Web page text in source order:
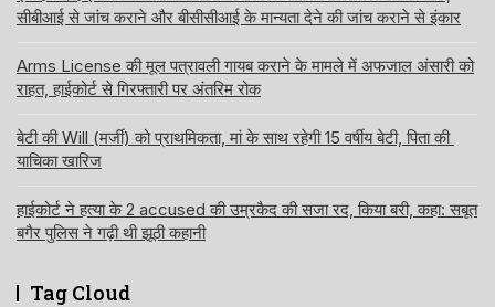
सीबीआई से जांच कराने और बीसीसीआई के मान्यता देने की जांच कराने से इंकार
Arms License की मूल पत्रावली गायब कराने के मामले में अफजाल अंसारी को
राहत, हाईकोर्ट से गिरफ्तारी पर अंतरिम रोक
बेटी की Will (मर्जी) को प्राथमिकता, मां के साथ रहेगी 15 वर्षीय बेटी, पिता की
याचिका खारिज
हाईकोर्ट ने हत्या के 2 accused की उम्रकैद की सजा रद, किया बरी, कहा: सबूत
बगैर पुलिस ने गढ़ी थी झूठी कहानी
Tag Cloud